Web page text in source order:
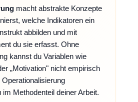
macht abstrakte Konzepte
welche Indikatoren ein
abbilden und mit
du sie erfasst. Ohne
kannst du Variablen wie
„Motivation" nicht empirisch
Methodenteil deiner Arbeit.